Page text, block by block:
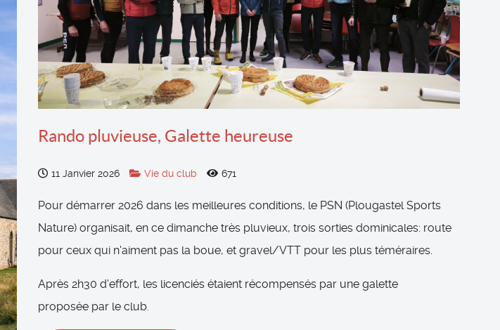
Rando pluvieuse, Galette heureuse
11 Janvier 2026 Vie du club 671
Pour démarrer 2026 dans les meilleures conditions, le PSN (Plougastel Sports
Nature) organisait, en ce dimanche très pluvieux, trois sorties dominicales: route
pour ceux qui n'aiment pas la boue, et gravel/VTT pour les plus téméraires.
Après 2h30 d'effort, les licenciés étaient récompensés par une galette
proposée par le club.